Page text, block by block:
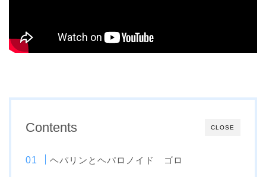
CLOSE
Contents
ヘパリンとヘパロノイド ゴロ